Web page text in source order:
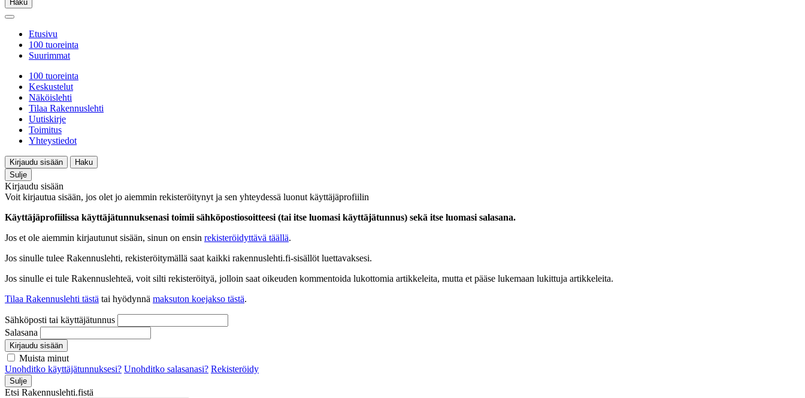
Haku
Etusivu
100 tuoreinta
Suurimmat
100 tuoreinta
Keskustelut
Näköislehti
Tilaa Rakennuslehti
Uutiskirje
Toimitus
Yhteystiedot
Kirjaudu sisään
Haku
Sulje
Kirjaudu sisään
Voit kirjautua sisään, jos olet jo aiemmin rekisteröitynyt ja sen yhteydessä luonut käyttäjäprofiilin
Käyttäjäprofiilissa käyttäjätunnuksenasi toimii sähköpostiosoitteesi (tai itse luomasi käyttäjätunnus) sekä itse luomasi salasana.
Jos et ole aiemmin kirjautunut sisään, sinun on ensin rekisteröidyttävä täällä.
Jos sinulle tulee Rakennuslehti, rekisteröitymällä saat kaikki rakennuslehti.fi-sisällöt luettavaksesi.
Jos sinulle ei tule Rakennuslehteä, voit silti rekisteröityä, jolloin saat oikeuden kommentoida lukottomia artikkeleita, mutta et pääse lukemaan lukittuja artikkeleita.
Tilaa Rakennuslehti tästä tai hyödynnä maksuton koejakso tästä.
Sähköposti tai käyttäjätunnus
Salasana
Kirjaudu sisään
Muista minut
Unohditko käyttäjätunnuksesi? Unohditko salasanasi? Rekisteröidy
Sulje
Etsi Rakennuslehti.fistä